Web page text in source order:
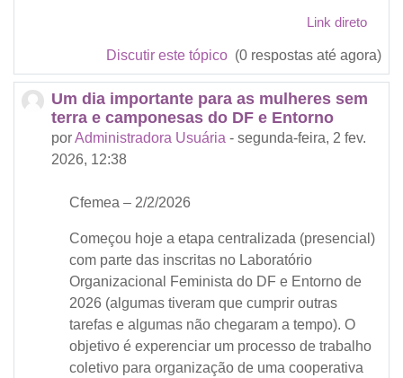
Link direto
Discutir este tópico (0 respostas até agora)
Um dia importante para as mulheres sem
terra e camponesas do DF e Entorno
porAdministradora Usuária - segunda-feira, 2 fev.
2026, 12:38
Cfemea – 2/2/2026
Começou hoje a etapa centralizada (presencial)
com parte das inscritas no Laboratório
Organizacional Feminista do DF e Entorno de
2026 (algumas tiveram que cumprir outras
tarefas e algumas não chegaram a tempo). O
objetivo é experenciar um processo de trabalho
coletivo para organização de uma cooperativa